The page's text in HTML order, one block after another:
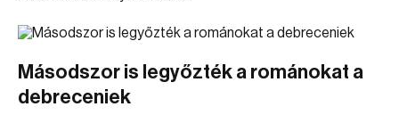
Másodszor is legyőzték a románokat a
debreceniek